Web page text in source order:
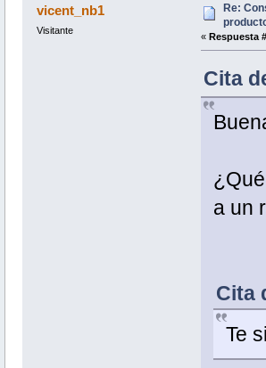
vicent_nb1
Visitante
Re:
« Respuesta
Cita
a un
Cita
Te